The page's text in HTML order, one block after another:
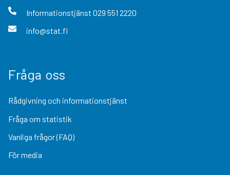
Informationstjänst 029 551 2220
info@stat.fi
Fråga oss
Rådgivning och informationstjänst
Fråga om statistik
Vanliga frågor (FAQ)
För media